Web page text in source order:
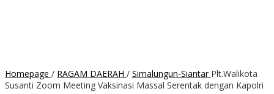
Homepage / RAGAM DAERAH / Simalungun-Siantar Plt.Walikota
Susanti Zoom Meeting Vaksinasi Massal Serentak dengan Kapolri